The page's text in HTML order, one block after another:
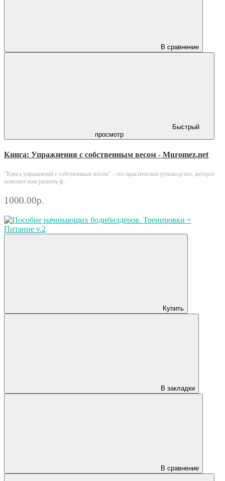
В сравнение
Быстрый
просмотр
Книга: Упражнения с собственным весом - Muromez.net
"Книга упражнений с собственным весом" - это практическое руководство, которое
поможет вам развить ф..
1000.00р.
Купить
В закладки
В сравнение